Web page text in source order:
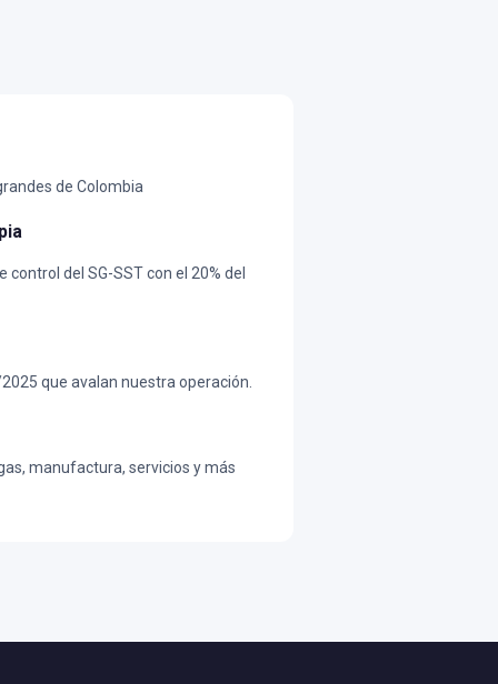
de Colombia
control del SG-SST con el 20% del
que avalan nuestra operación.
manufactura, servicios y más